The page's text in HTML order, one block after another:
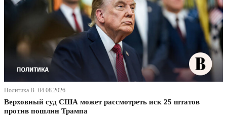
Политика В· 04.08.2026
Верховный суд США может рассмотреть иск 25 штатов
против пошлин Трампа